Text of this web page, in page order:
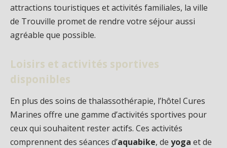
attractions touristiques et activités familiales, la ville
de Trouville promet de rendre votre séjour aussi
agréable que possible.
Loisirs et activités sportives
disponibles
En plus des soins de thalassothérapie, l’hôtel Cures
Marines offre une gamme d’activités sportives pour
ceux qui souhaitent rester actifs. Ces activités
comprennent des séances d’aquabike, de yoga et de